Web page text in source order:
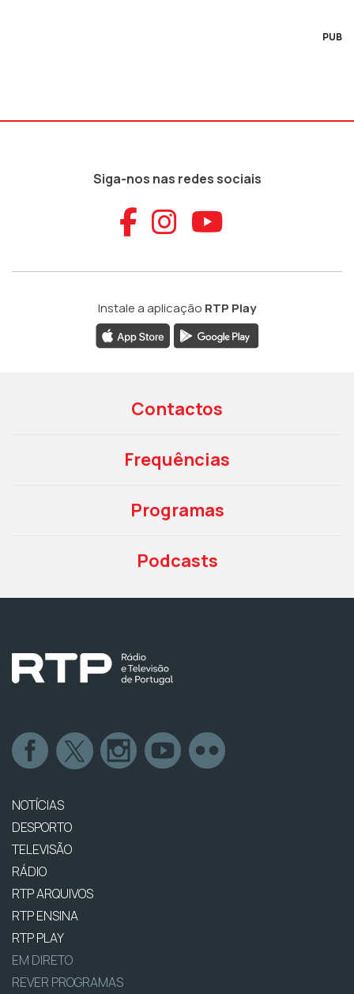
PUB
Siga-nos nas redes sociais
Aceder ao
Aceder ao
Aceder
Instale a aplicação RTP Play
Contactos
Frequências
Programas
Podcasts
NOTÍCIAS
DESPORTO
TELEVISÃO
RÁDIO
RTP ARQUIVOS
RTP ENSINA
RTP PLAY
EM DIRETO
REVER PROGRAMAS